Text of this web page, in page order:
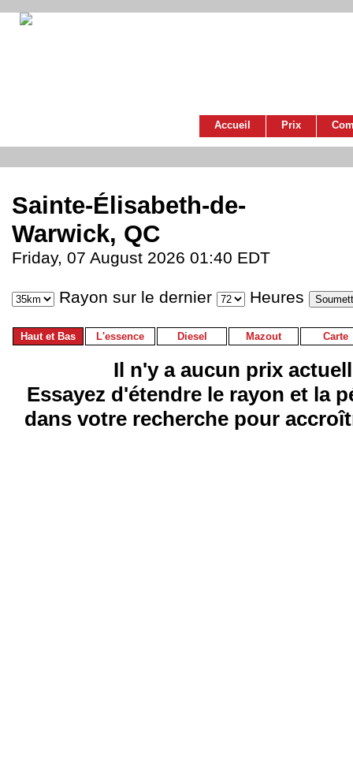
Accueil Prix
Sainte-Élisabeth-de-
Warwick, QC
Friday, 07 August 2026 01:40 EDT
Rayon sur le dernier Heures
Haut et Bas L'essence Diesel Mazout Carte
Il n'y a aucun prix
Essayez d'étendre le rayon et la
dans votre recherche pour